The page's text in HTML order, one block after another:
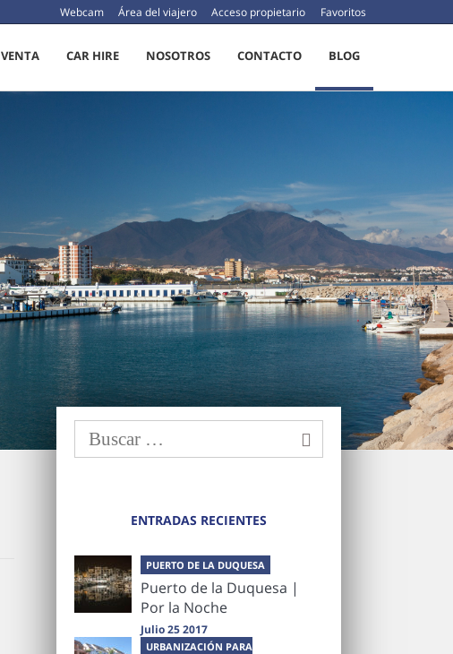
Favoritos
Acceso propietario
Área del viajero
Webcam
VENTA CAR HIRE NOSOTROS CONTACTO BLOG
ENTRADAS RECIENTES
PUERTO DE LA DUQUESA
Puerto de la Duquesa |
Por la Noche
Julio 25 2017
URBANIZACIÓN PARA